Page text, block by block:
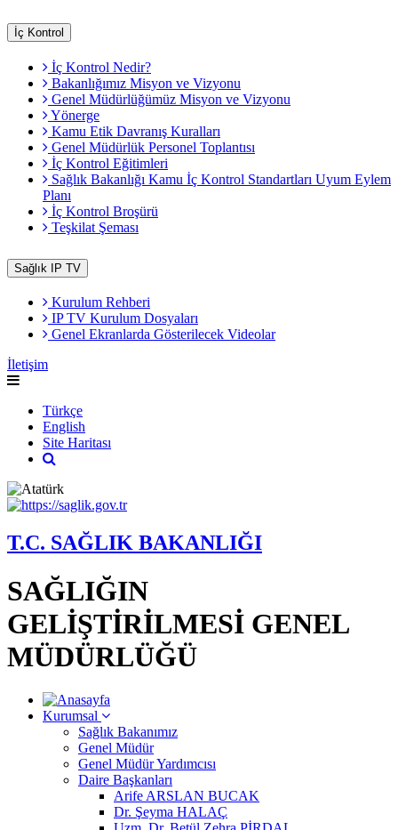
İç Kontrol
İç Kontrol Nedir?
Bakanlığımız Misyon ve Vizyonu
Genel Müdürlüğümüz Misyon ve Vizyonu
Yönerge
Kamu Etik Davranış Kuralları
Genel Müdürlük Personel Toplantısı
İç Kontrol Eğitimleri
Sağlık Bakanlığı Kamu İç Kontrol Standartları Uyum Eylem
Planı
İç Kontrol Broşürü
Teşkilat Şeması
Sağlık IP TV
Kurulum Rehberi
IP TV Kurulum Dosyaları
Genel Ekranlarda Gösterilecek Videolar
İletişim
Türkçe
English
Site Haritası
T.C. SAĞLIK BAKANLIĞI
SAĞLIĞIN
GELİŞTİRİLMESİ GENEL
MÜDÜRLÜĞÜ
Kurumsal
Sağlık Bakanımız
Genel Müdür
Genel Müdür Yardımcısı
Daire Başkanları
Arife ARSLAN BUCAK
Dr. Şeyma HALAÇ